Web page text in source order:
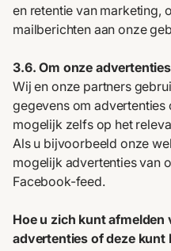
en retentie van marketing,
mailberichten aan onze
3.6. Om onze
Wij en onze partners
gegevens om advertenties
mogelijk zelfs op het
Als u bijvoorbeeld onze
mogelijk advertenties van
Facebook-feed.
Hoe u zich kunt
advertenties of deze kunt